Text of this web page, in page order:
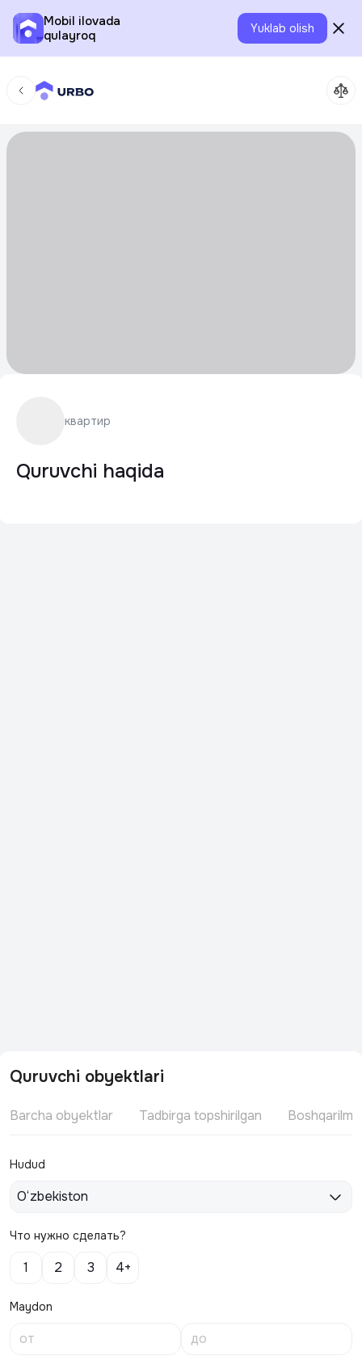
Mobil ilovada
qulayroq
Yuklab olish
квартир
Quruvchi haqida
Quruvchi obyektlari
Barcha obyektlar Tadbirga topshirilgan
Hudud
O‘zbekiston
Что нужно сделать?
1 2 3 4+
Maydon